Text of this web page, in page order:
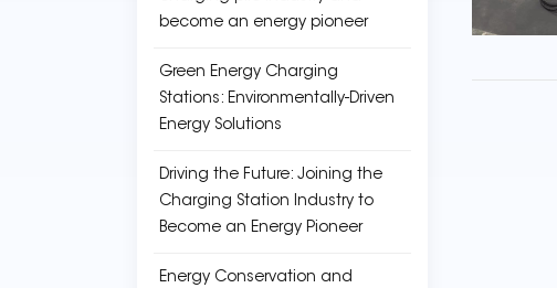
become an energy pioneer
Green Energy Charging
Stations: Environmentally-Driven
Energy Solutions
Driving the Future: Joining the
Charging Station Industry to
Become an Energy Pioneer
Energy Conservation and